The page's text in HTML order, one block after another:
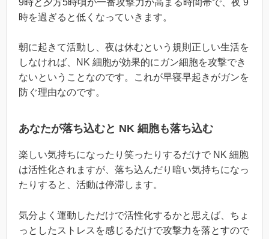
時を過ぎると低くなっていきます。
朝に起きて活動し、夜は休むという規則正しい生活を
しなければ、NK 細胞が効果的にガン細胞を攻撃でき
ないということなのです。これが早寝早起きがガンを
防ぐ理由なのです。
あなたが落ち込むと NK 細胞も落ち込む
楽しい気持ちになったり笑ったりするだけで NK 細胞
は活性化されますが、落ち込んだり暗い気持ちになっ
たりすると、活動は停滞します。
気分よく運動しただけで活性化するかと思えば、ちょ
っとしたストレスを感じるだけで攻撃力を落とすので